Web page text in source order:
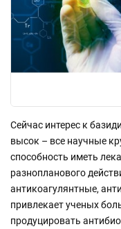
Сейчас интерес к
высок – все научные
способность иметь
разнопланового
антикоагулянтные,
привлекает ученых
продуцировать